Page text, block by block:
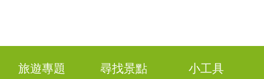
旅遊專題 尋找景點 小工具